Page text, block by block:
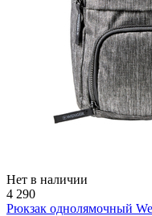
Нет в наличии
4 290
Рюкзак однолямочный